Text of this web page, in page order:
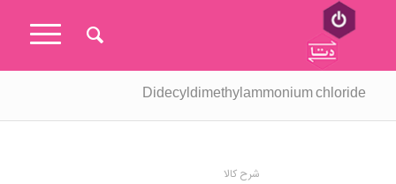
Didecyldimethylammonium chloride
شرح کالا